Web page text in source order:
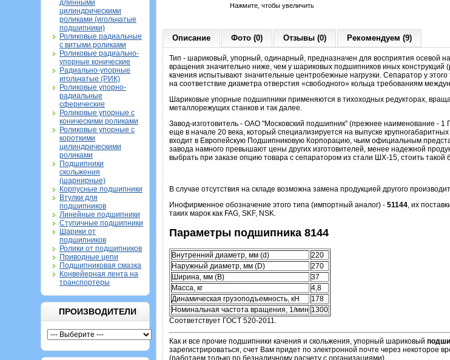
длинными
цилиндрическими
роликами (игольчатые
подшипники)
Роликовые радиальные
с витыми роликами
Роликовые радиально-
упорные конические
Радиально-упорные
игольчатые (РИК)
Роликовые упорно-
радиальные
сферические
Роликовые упорные с
коническими роликами
Роликовые упорные с
короткими
цилиндрическими
роликами
Подшипники
скольжения
(шарнирные)
Корпусные подшипники
Втулки для
подшипников
Линейные подшипники
Ступичные подшипники
Шарики от
подшипников
Ролики от подшипников
Приводные цепи
Подшипниковая смазка
Конвейерная лента на
транспортеры
ПРОИЗВОДИТЕЛИ
Нажмите, чтобы увеличить
Описание Фото (0) Отзывы (0) Рекомендуем (9)
Тип - шариковый, упорный, одинарный, предназначен для восприятия осевой
вращения значительно ниже, чем у шариковых подшипников иных конструкций
качения испытывают значительные центробежные нагрузки. Сепаратор у
на соответствие диаметра отверстия «свободного» кольца требованиям
Шариковые упорные подшипники применяются в тихоходных редукторах,
металлорежущих станков и так далее.
Завод-изготовитель - ОАО "Московский подшипник" (прежнее наименование -
еще в начале 20 века, который специализируется на выпуске
входит в Европейскую Подшипниковую Корпорацию, чьим официальным
завода намного превышают цены других изготовителей, менее надежной
выбрать при заказе опцию товара с сепаратором из стали ШХ-15, стоить такой
В случае отсутствия на складе возможна замена продукцией другого
Инофирменное обозначение этого типа (импортный аналог) - 51144, их
таких марок как FAG, SKF, NSK.
Параметры подшипника 8144
Внутренний диаметр, мм (d)
220
Наружный диаметр, мм (D)
270
Ширина, мм (B)
37
Масса, кг
4,8
Динамическая грузоподъемность, кН
178
Номинальная частота вращения, 1/мин 1300
Соответствует ГОСТ 520-2011.
Как и все прочие подшипники качения и скольжения, упорный шариковый
зарегистрироваться, счет Вам придет по электронной почте через некоторое
(работаем только по безналичному расчету с организациями).